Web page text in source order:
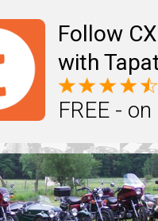
Follow
with
FREE -